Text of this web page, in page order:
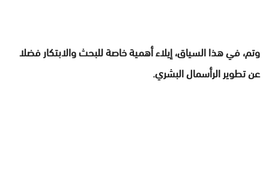
وتم، في هذا السياق، إيلاء أهمية خاصة للبحث والابتكار فضلا
عن تطوير الرأسمال البشري.